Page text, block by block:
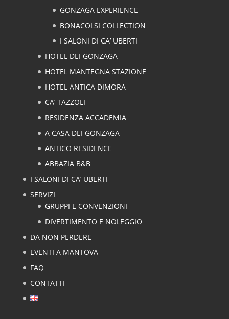
GONZAGA EXPERIENCE
BONACOLSI COLLECTION
I SALONI DI CA’ UBERTI
HOTEL DEI GONZAGA
HOTEL MANTEGNA STAZIONE
HOTEL ANTICA DIMORA
CA’ TAZZOLI
RESIDENZA ACCADEMIA
A CASA DEI GONZAGA
ANTICO RESIDENCE
ABBAZIA B&B
I SALONI DI CA’ UBERTI
SERVIZI
GRUPPI E CONVENZIONI
DIVERTIMENTO E NOLEGGIO
DA NON PERDERE
EVENTI A MANTOVA
FAQ
CONTATTI